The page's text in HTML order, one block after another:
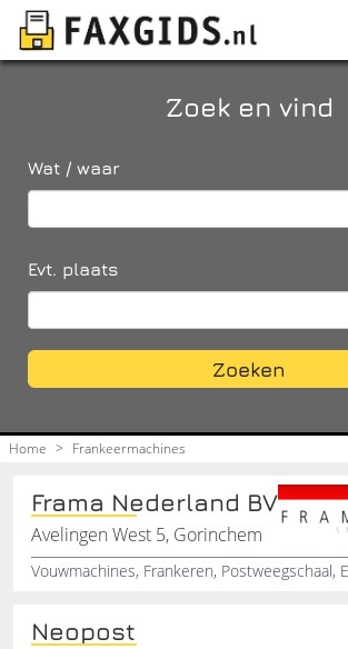
Zoek en vind
Wat / waar
Evt. plaats
Zoeken
Home > Frankeermachines
Frama Nederland BV
Avelingen West 5, Gorinchem
Neopost